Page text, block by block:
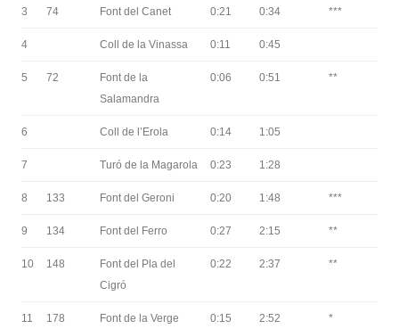
3 74 Font del Canet 0:21 0:34 ***
4 Coll de la Vinassa 0:11 0:45
5 72
Font de la
Salamandra
0:06 0:51 **
6 Coll de l’Erola 0:14 1:05
7 Turó de la Magarola 0:23 1:28
8 133 Font del Geroni 0:20 1:48 ***
9 134 Font del Ferro 0:27 2:15 **
10 148
Font del Pla del
Cigró
0:22 2:37 **
11 178 Font de la Verge 0:15 2:52 *